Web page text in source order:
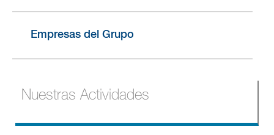
Nuestras Actividades
Empresas del Grupo